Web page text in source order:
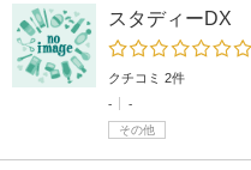
スタディーDX
クチコミ 2件
-
-
その他